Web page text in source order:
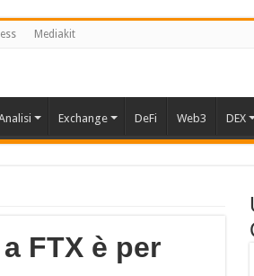
Mediakit
Exchange DeFi Web3 DEX
FTX è per